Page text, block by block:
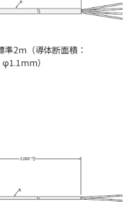
2m（導体断面積：
φ1.1mm）